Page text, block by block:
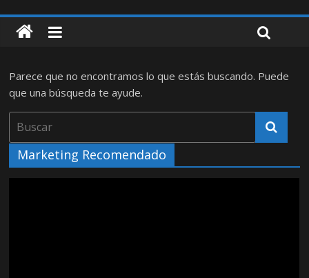
Parece que no encontramos lo que estás buscando. Puede
que una búsqueda te ayude.
Marketing Recomendado